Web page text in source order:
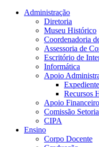
Conteúdo principal Menu
Administração
Diretoria
Museu Histórico
Coordenadoria
Assessoria de
Escritório de
Informática
Apoio
Recursos
Apoio Financeiro
Comissão
CIPA
Ensino
Corpo Docente